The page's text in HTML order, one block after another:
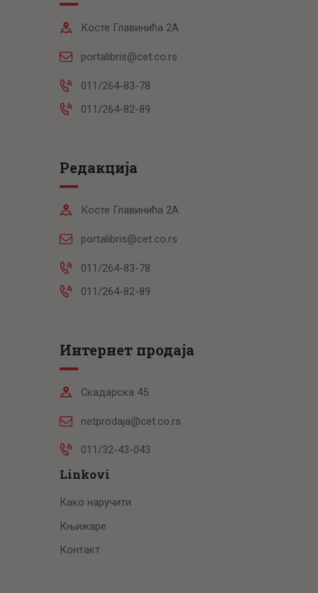
Косте Главинића 2А
portalibris@cet.co.rs
011/264-83-78
011/264-82-89
Редакција
Косте Главинића 2А
portalibris@cet.co.rs
011/264-83-78
011/264-82-89
Интернет продаја
Скадарска 45
netprodaja@cet.co.rs
011/32-43-043
Linkovi
Како наручити
Књижаре
Контакт